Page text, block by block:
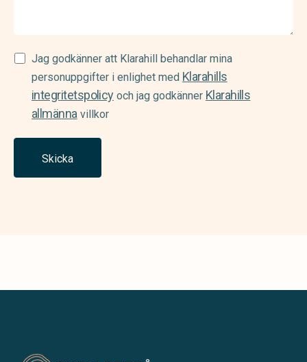
Samtycke
(Required)
Jag godkänner att Klarahill behandlar mina
personuppgifter i enlighet med Klarahills
integritetspolicyoch jag godkänner Klarahills
allmännavillkor
Skicka